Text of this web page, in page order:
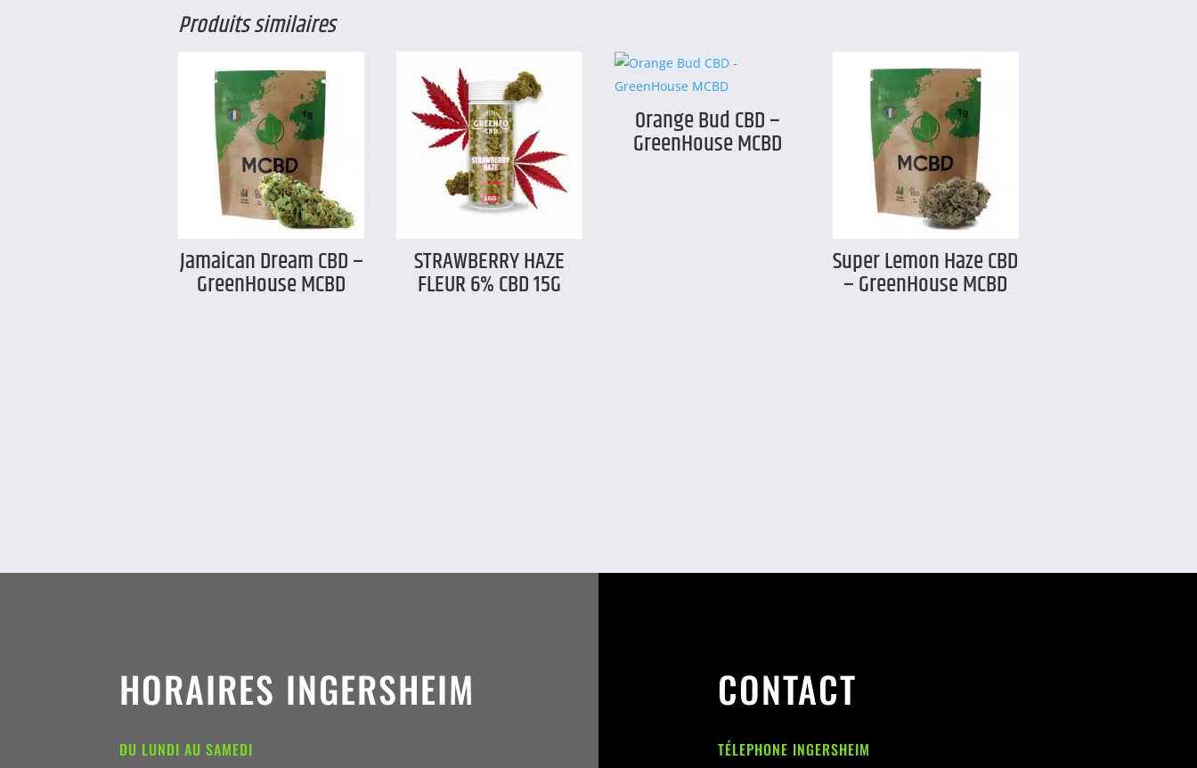
Produits similaires
Jamaican Dream CBD –
GreenHouse MCBD
STRAWBERRY HAZE
FLEUR 6% CBD 15G
Orange Bud CBD –
GreenHouse MCBD
Super Lemon Haze CBD
– GreenHouse MCBD
HORAIRES INGERSHEIM
DU LUNDI AU SAMEDI
CONTACT
TÉLEPHONE INGERSHEIM